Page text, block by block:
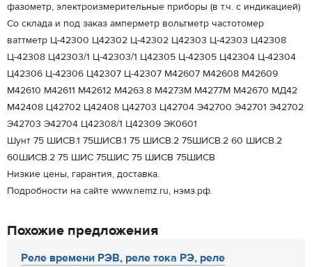
фазометр, электроизмерительные приборы (в т.ч. с индикацией)
Со склада и под заказ амперметр вольтметр частотомер
ваттметр Ц-42300 Ц42302 Ц-42302 Ц42303 Ц-42303 Ц42308
Ц-42308 Ц42303/1 Ц-42303/1 Ц42305 Ц-42305 Ц42304 Ц-42304
Ц42306 Ц-42306 Ц42307 Ц-42307 M42607 М42608 М42609
М42610 М42611 М42612 М4263.8 M4273М M4277М М42670 МД42
М42408 Ц42702 Ц42408 Ц42703 Ц42704 Э42700 Э42701 Э42702
Э42703 Э42704 Ц42308/1 Ц42309 ЭK0601
Шунт 75 ШИСВ.1 75ШИСВ.1 75 ШИСВ.2 75ШИСВ.2 60 ШИСВ.2
60ШИСВ.2 75 ШИС 75ШИС 75 ШИСВ 75ШИСВ
Низкие цены, гарантия, доставка.
Подробности на сайте www.nemz.ru, нэмз.рф.
Похожие предложения
Реле времени РЭВ, реле тока РЭ, реле